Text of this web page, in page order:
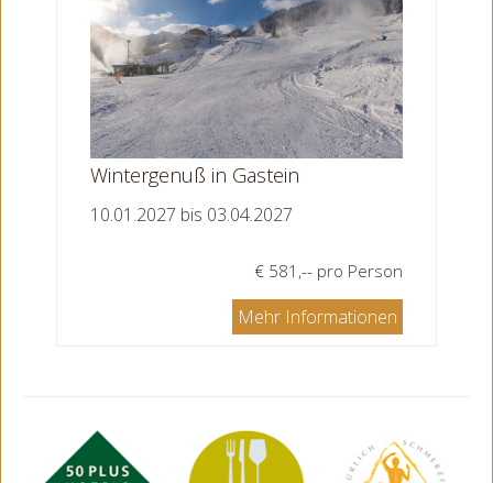
Wintergenuß in Gastein
10.01.2027 bis 03.04.2027
€ 581,-- pro Person
Mehr Informationen